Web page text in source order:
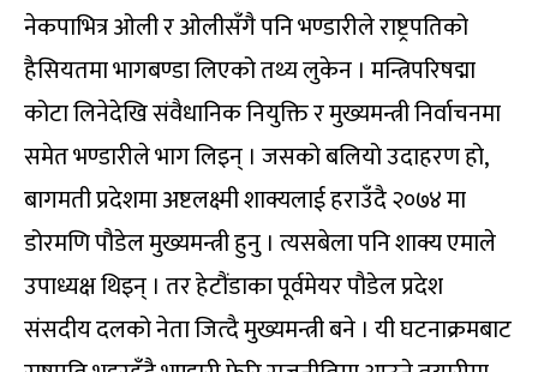
नेकपाभित्र ओली र ओलीसँगै पनि भण्डारीले राष्ट्रपतिको
हैसियतमा भागबण्डा लिएको तथ्य लुकेन । मन्त्रिपरिषद्मा
कोटा लिनेदेखि संवैधानिक नियुक्ति र मुख्यमन्त्री निर्वाचनमा
समेत भण्डारीले भाग लिइन् । जसको बलियो उदाहरण हो,
बागमती प्रदेशमा अष्टलक्ष्मी शाक्यलाई हराउँदै २०७४ मा
डोरमणि पौडेल मुख्यमन्त्री हुनु । त्यसबेला पनि शाक्य एमाले
उपाध्यक्ष थिइन् । तर हेटौंडाका पूर्वमेयर पौडेल प्रदेश
संसदीय दलको नेता जित्दै मुख्यमन्त्री बने । यी घटनाक्रमबाट